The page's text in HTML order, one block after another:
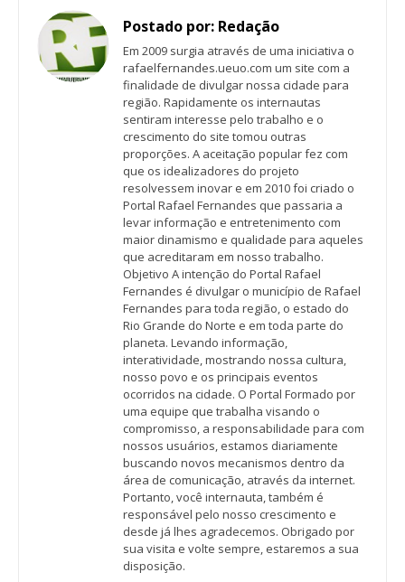
Postado por: Redação
Em 2009 surgia através de uma iniciativa o
rafaelfernandes.ueuo.com um site com a
finalidade de divulgar nossa cidade para
região. Rapidamente os internautas
sentiram interesse pelo trabalho e o
crescimento do site tomou outras
proporções. A aceitação popular fez com
que os idealizadores do projeto
resolvessem inovar e em 2010 foi criado o
Portal Rafael Fernandes que passaria a
levar informação e entretenimento com
maior dinamismo e qualidade para aqueles
que acreditaram em nosso trabalho.
Objetivo A intenção do Portal Rafael
Fernandes é divulgar o município de Rafael
Fernandes para toda região, o estado do
Rio Grande do Norte e em toda parte do
planeta. Levando informação,
interatividade, mostrando nossa cultura,
nosso povo e os principais eventos
ocorridos na cidade. O Portal Formado por
uma equipe que trabalha visando o
compromisso, a responsabilidade para com
nossos usuários, estamos diariamente
buscando novos mecanismos dentro da
área de comunicação, através da internet.
Portanto, você internauta, também é
responsável pelo nosso crescimento e
desde já lhes agradecemos. Obrigado por
sua visita e volte sempre, estaremos a sua
disposição.